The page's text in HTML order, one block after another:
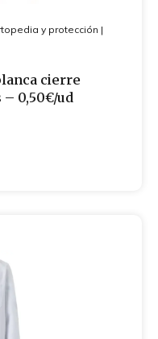
y protección |
cierre
– 0,50€/ud